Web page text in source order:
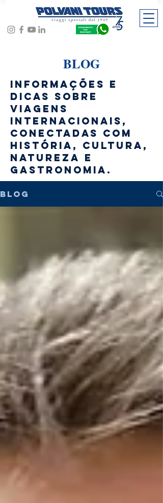
BLOG
Informações e
dicas sobre
viagens
internacionais,
conectadas com
história, cultura,
natureza e
gastronomia.
BLOG